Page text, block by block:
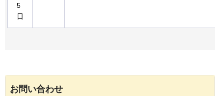
5
日
お問い合わせ